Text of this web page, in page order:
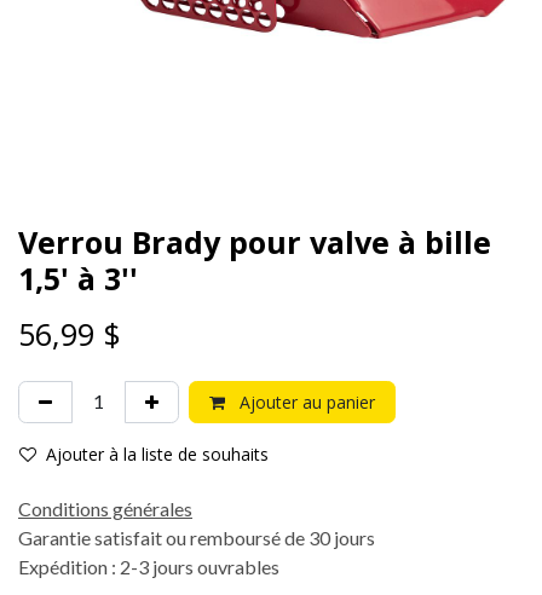
Verrou Brady pour valve à bille
1,5' à 3''
56,99 $
Ajouter au panier
Ajouter à la liste de souhaits
Conditions générales
Garantie satisfait ou remboursé de 30 jours
Expédition : 2-3 jours ouvrables